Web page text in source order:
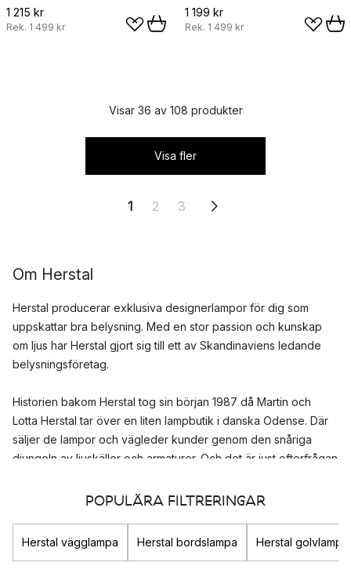
1 215 kr
Rek. 1 499 kr
1 199 kr
Rek. 1 499 kr
Visar 36 av 108 produkter
Visa fler
1 2 3
Om Herstal
Herstal producerar exklusiva designerlampor för dig som
uppskattar bra belysning. Med en stor passion och kunskap
om ljus har Herstal gjort sig till ett av Skandinaviens ledande
belysningsföretag.
Historien bakom Herstal tog sin början 1987 då Martin och
Lotta Herstal tar över en liten lampbutik i danska Odense. Där
säljer de lampor och vägleder kunder genom den snåriga
djungeln av ljuskällor och armaturer. Och det är just efterfrågan
för att designa en egen serie lampor – lampor med en stilren,
paret Herstals lampor.
POPULÄRA FILTRERINGAR
Herstal vägglampa Herstal bordslampa Herstal golvlampa